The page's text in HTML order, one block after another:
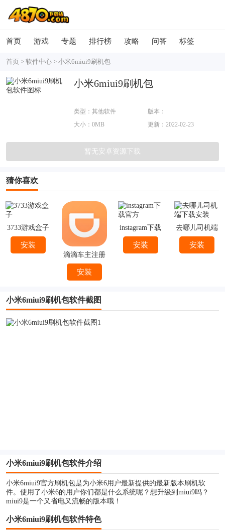
首页 游戏 专题 排行榜 攻略 问答 标签
首页 > 软件中心 > 小米6miui9刷机包
小米6miui9刷机包
类型：其他软件
版本：
大小：0MB
更新：2022-02-23
暂无安卓资源下载
猜你喜欢
3733游戏盒子
安装
滴滴车主注册
下载
安装
instagram下载
官方
安装
去哪儿司机端
下载安装
安装
小米6miui9刷机包软件截图
小米6miui9刷机包软件介绍
小米6miui9官方刷机包是为小米6用户最新提供的最新版本刷机软
件。使用了小米6的用户你们都是什么系统呢？想升级到miui9吗？
miui9是一个又省电又流畅的版本哦！
小米6miui9刷机包软件特色